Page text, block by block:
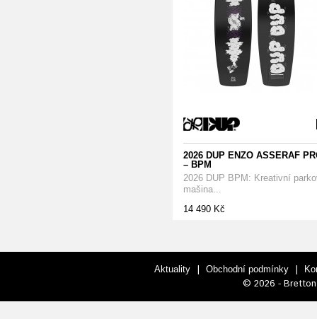
2026 DUP ENZO ASSERAF
– BPM
2026 DUP BPM: Kreativní
mašina...
14 490 Kč
Aktuality | Obchodní podmínky |
© 2026 - Bretton